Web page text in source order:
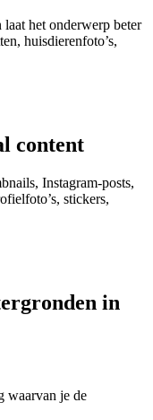
het onderwerp beter
huisdierenfoto’s,
content
Instagram-posts,
stickers,
in
waarvan je de